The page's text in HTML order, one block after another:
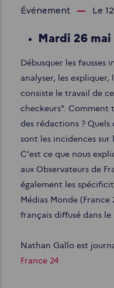
Événement Le
Mardi 26
Débusquer les
analyser, les
consiste le travail de
checkeurs". Comment
des rédactions ?
sont les incidences
C'est ce que nous
aux Observateurs de
également les
Médias Monde (France
français diffusé dans
Nathan Gallo est
France 24